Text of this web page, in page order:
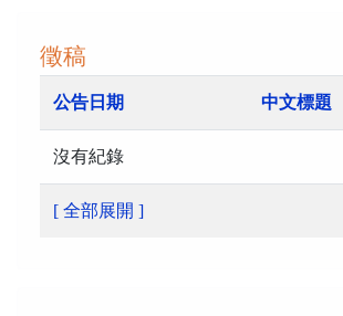
徵稿
公告日期 中文標題
沒有紀錄
[ 全部展開 ]